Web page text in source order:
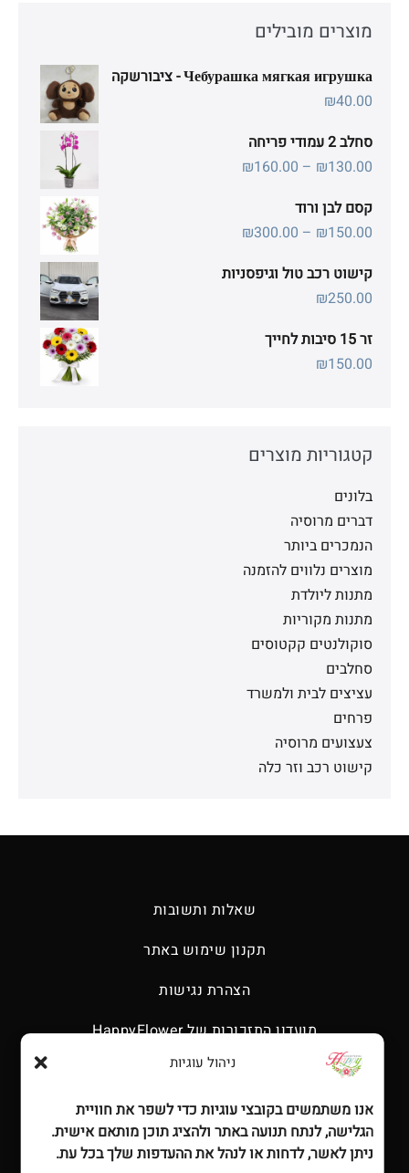
ניהול עוגיות
אנו משתמשים בקובצי עוגיות כדי לשפר את חוויית
הגלישה, לנתח תנועה באתר ולהציג תוכן מותאם אישית.
ניתן לאשר, לדחות או לנהל את ההעדפות שלך בכל עת.
מוצרים מובילים
Чебурашка мягкая игрушка - ציבורשקה
₪40.00
סחלב 2 עמודי פריחה
₪130.00
–
₪160.00 טווח
עד
קסם לבן ורוד
₪150.00
–
₪300.00 טווח
קישוט רכב טול וגיפסניות
₪250.00
זר 15 סיבות לחייך
₪150.00
קטגוריות מוצרים
בלונים
דברים מרוסיה
הנמכרים ביותר
מוצרים נלווים להזמנה
מתנות ליולדת
מתנות מקוריות
סוקולנטים קקטוסים
סחלבים
עציצים לבית ולמשרד
פרחים
צעצועים מרוסיה
קישוט רכב וזר כלה
שאלות ותשובות
תקנון שימוש באתר
הצהרת נגישות
מועדון התזכורות של HappyFlower
דף הבית
אודות
חנות